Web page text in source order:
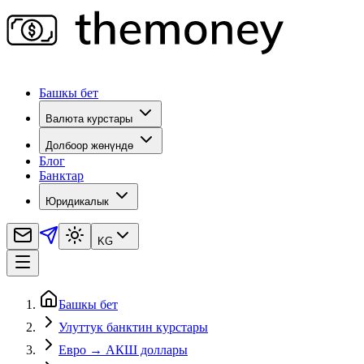
Башкы бет
Валюта курстары
Долбоор жөнүндө
Блог
Банктар
Юридикалык
KG
Башкы бет
Улуттук банктин курстары
Евро → АКШ доллары